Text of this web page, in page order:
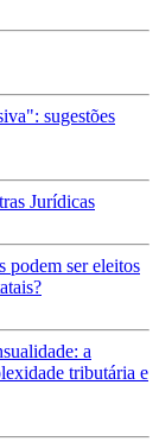
sugestões
Jurídicas
podem ser eleitos
a
tributária e